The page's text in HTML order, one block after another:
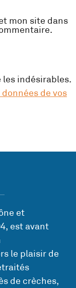
mon site dans
les indésirables.
de vos
et
est avant
le plaisir de
de crèches,